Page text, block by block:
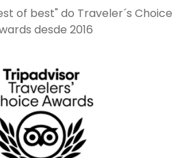
of best" do Traveler´s Choice
desde 2016